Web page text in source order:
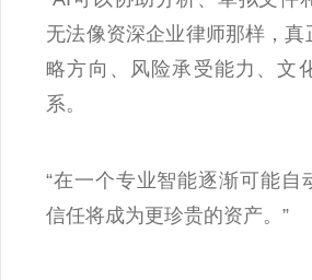
无法像资深企业律师那样，真
略方向、风险承受能力、文
系。
“在一个专业智能逐渐可能自
信任将成为更珍贵的资产。”